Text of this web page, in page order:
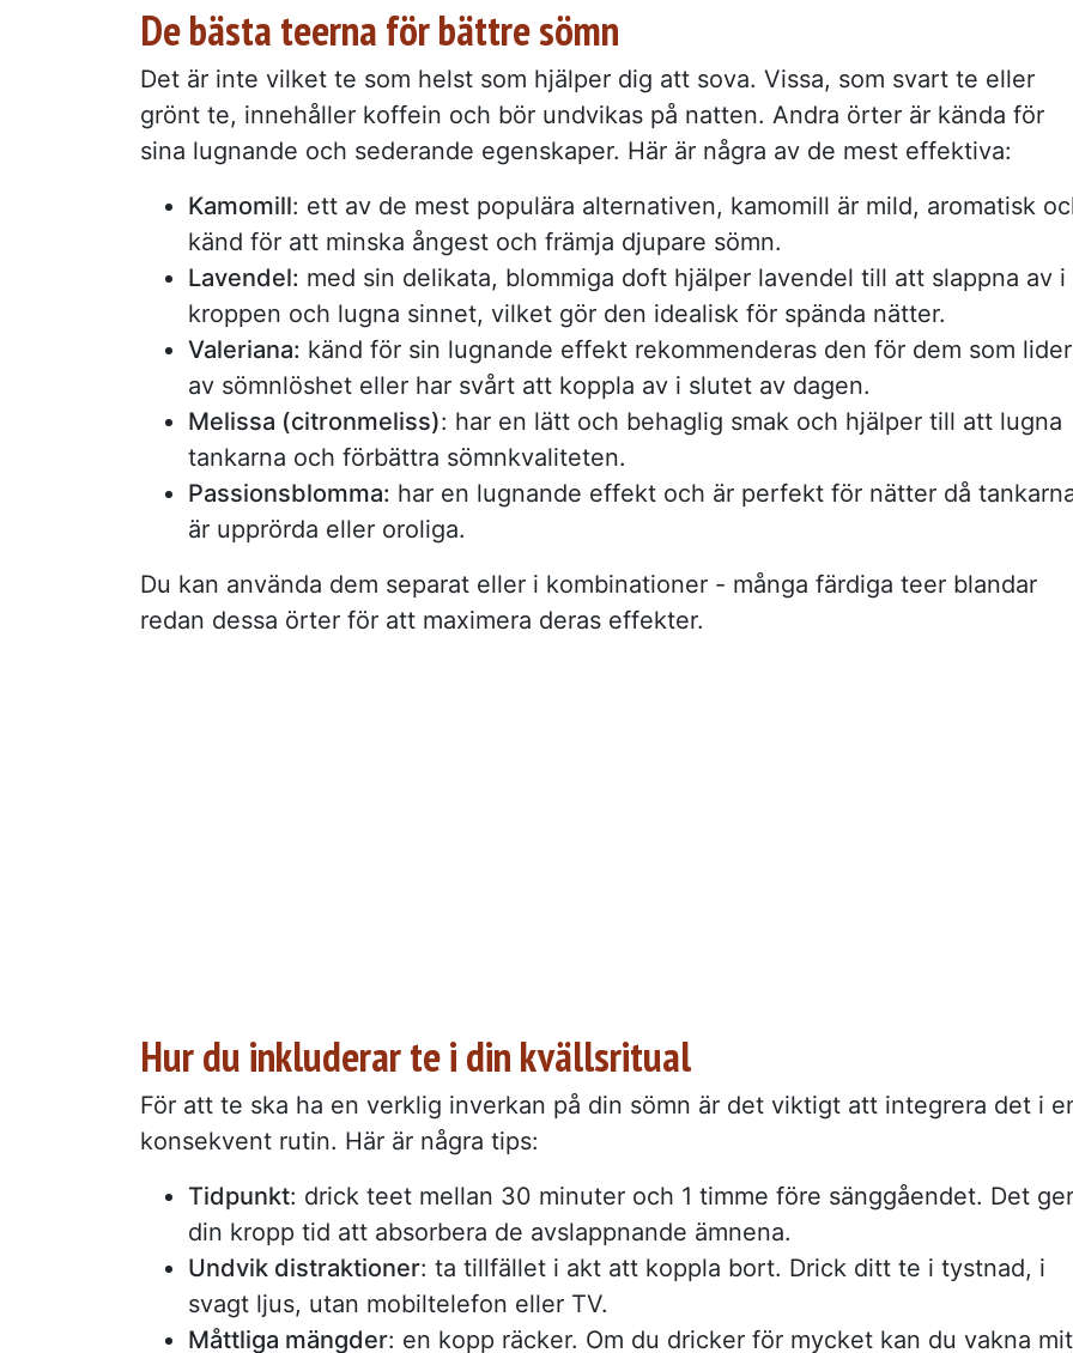
De bästa teerna för bättre sömn
Det är inte vilket te som helst som hjälper dig att sova. Vissa, som svart te eller
grönt te, innehåller koffein och bör undvikas på natten. Andra örter är kända för
sina lugnande och sederande egenskaper. Här är några av de mest effektiva:
Kamomill: ett av de mest populära alternativen, kamomill är mild, aromatisk
känd för att minska ångest och främja djupare sömn.
Lavendel: med sin delikata, blommiga doft hjälper lavendel till att slappna av i
kroppen och lugna sinnet, vilket gör den idealisk för spända nätter.
Valeriana: känd för sin lugnande effekt rekommenderas den för dem som lider
av sömnlöshet eller har svårt att koppla av i slutet av dagen.
Melissa (citronmeliss): har en lätt och behaglig smak och hjälper till att lugna
tankarna och förbättra sömnkvaliteten.
Passionsblomma: har en lugnande effekt och är perfekt för nätter då
är upprörda eller oroliga.
Du kan använda dem separat eller i kombinationer - många färdiga teer blandar
redan dessa örter för att maximera deras effekter.
Hur du inkluderar te i din kvällsritual
För att te ska ha en verklig inverkan på din sömn är det viktigt att integrera det i
konsekvent rutin. Här är några tips:
Tidpunkt: drick teet mellan 30 minuter och 1 timme före sänggåendet. Det ger
din kropp tid att absorbera de avslappnande ämnena.
Undvik distraktioner: ta tillfället i akt att koppla bort. Drick ditt te i tystnad, i
svagt ljus, utan mobiltelefon eller TV.
Måttliga mängder: en kopp räcker. Om du dricker för mycket kan du vakna